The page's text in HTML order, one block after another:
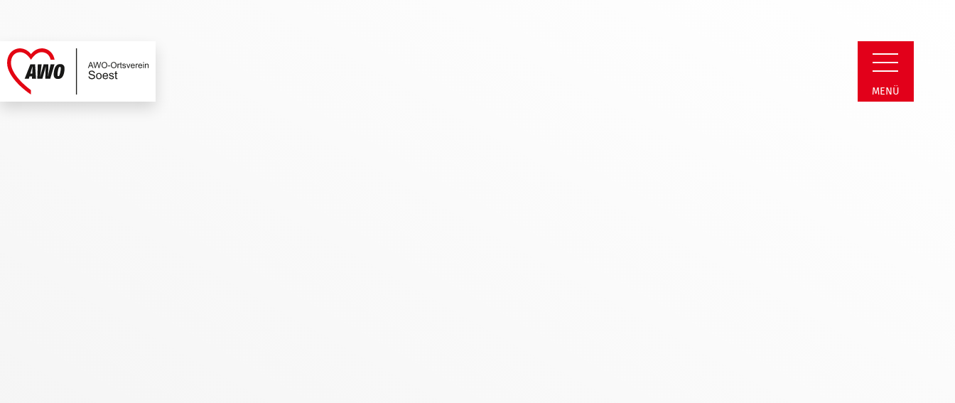
MENÜ